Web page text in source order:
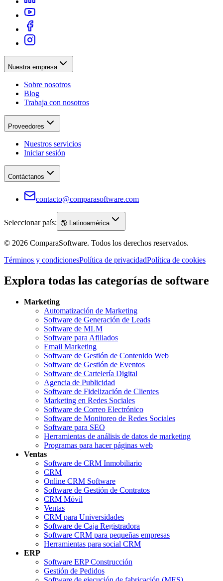
Nuestra empresa
Sobre nosotros
Blog
Trabaja con nosotros
Proveedores
Nuestros servicios
Iniciar sesión
Contáctanos
contacto@comparasoftware.com
Seleccionar país: 🌎 Latinoamérica
© 2026 ComparaSoftware. Todos los derechos reservados.
Términos y condicionesPolítica de privacidadPolítica de cookies
Explora todas las categorías de software
Marketing
Automatización de Marketing
Software de Generación de Leads
Software de MLM
Software para Afiliados
Email Marketing
Software de Gestión de Contenido Web
Software de Gestión de Eventos
Software de Cartelería Digital
Agencia de Publicidad
Software de Fidelización de Clientes
Marketing en Redes Sociales
Software de Correo Electrónico
Software de Monitoreo de Redes Sociales
Software para SEO
Herramientas de análisis de datos de marketing
Programas para hacer páginas web
Ventas
Software de CRM Inmobiliario
CRM
Online CRM Software
Software de Gestión de Contratos
CRM Móvil
Ventas
CRM para Universidades
Software de Caja Registradora
Software CRM para pequeñas empresas
Herramientas para social CRM
ERP
Software ERP Construcción
Gestión de Pedidos